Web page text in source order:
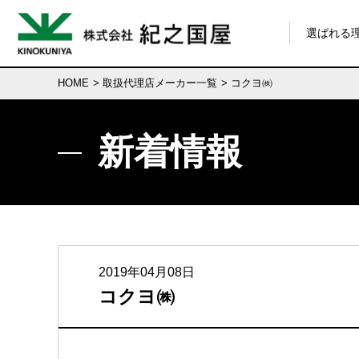
選ばれる
HOME > 取扱代理店メーカー一覧 > コクヨ㈱
新着情報
2019年04月08日
コクヨ㈱